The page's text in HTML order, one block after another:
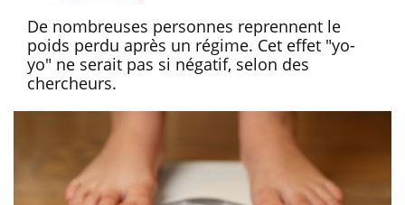
De nombreuses personnes reprennent le
poids perdu après un régime. Cet effet "yo-
yo" ne serait pas si négatif, selon des
chercheurs.